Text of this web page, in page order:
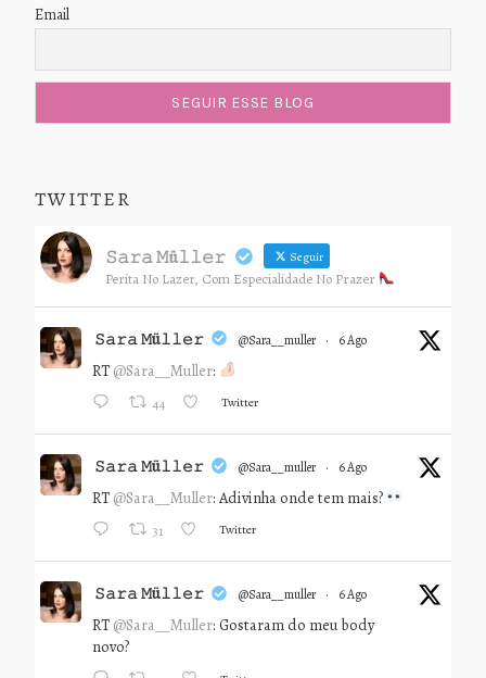
Email
TWITTER
𝚂𝚊𝚛𝚊 𝙼ü𝚕𝚕𝚎𝚛 Seguir
Perita No Lazer, Com Especialidade No Prazer
𝚂𝚊𝚛𝚊 𝙼ü𝚕𝚕𝚎𝚛 @sara__muller · 6 Ago
RT @Sara__Muller:
44 Twitter
𝚂𝚊𝚛𝚊 𝙼ü𝚕𝚕𝚎𝚛 @sara__muller · 6 Ago
RT @Sara__Muller: Adivinha onde tem mais?
31 Twitter
𝚂𝚊𝚛𝚊 𝙼ü𝚕𝚕𝚎𝚛 @sara__muller · 6 Ago
RT @Sara__Muller: Gostaram do meu body
novo?